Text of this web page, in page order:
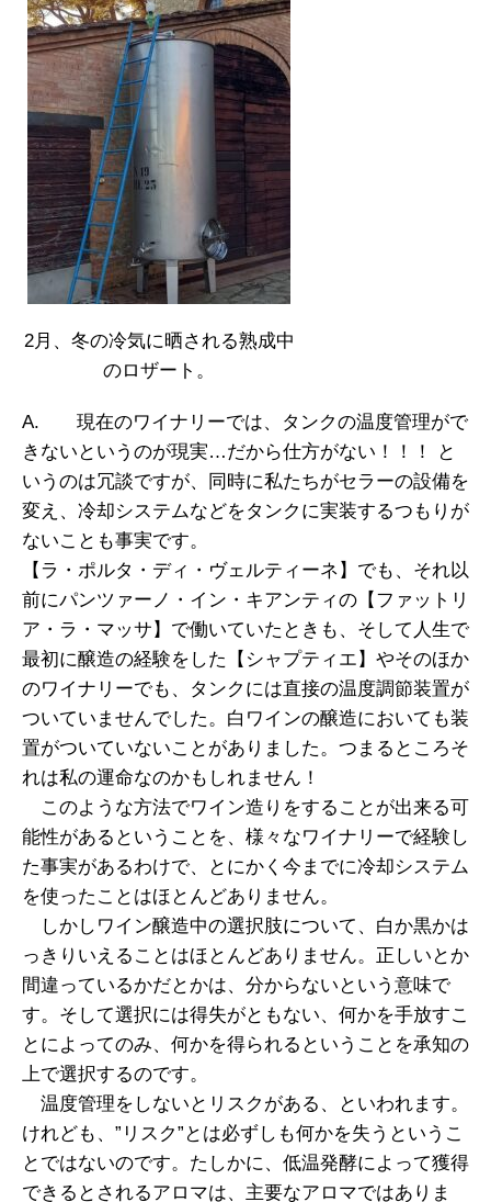
2月、冬の冷気に晒される熟成中
のロザート。
A. 現在のワイナリーでは、タンクの温度管理がで
きないというのが現実…だから仕方がない！！！ と
いうのは冗談ですが、同時に私たちがセラーの設備を
変え、冷却システムなどをタンクに実装するつもりが
ないことも事実です。
【ラ・ポルタ・ディ・ヴェルティーネ】でも、それ以
前にパンツァーノ・イン・キアンティの【ファットリ
ア・ラ・マッサ】で働いていたときも、そして人生で
最初に醸造の経験をした【シャプティエ】やそのほか
のワイナリーでも、タンクには直接の温度調節装置が
ついていませんでした。白ワインの醸造においても装
置がついていないことがありました。つまるところそ
れは私の運命なのかもしれません！
このような方法でワイン造りをすることが出来る可
能性があるということを、様々なワイナリーで経験し
た事実があるわけで、とにかく今までに冷却システム
を使ったことはほとんどありません。
しかしワイン醸造中の選択肢について、白か黒かは
っきりいえることはほとんどありません。正しいとか
間違っているかだとかは、分からないという意味で
す。そして選択には得失がともない、何かを手放すこ
とによってのみ、何かを得られるということを承知の
上で選択するのです。
温度管理をしないとリスクがある、といわれます。
けれども、”リスク”とは必ずしも何かを失うというこ
とではないのです。たしかに、低温発酵によって獲得
できるとされるアロマは、主要なアロマではありま